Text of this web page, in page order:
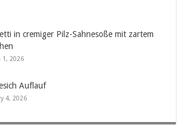
in cremiger Pilz-Sahnesoße mit zartem
1, 2026
Auflauf
4, 2026